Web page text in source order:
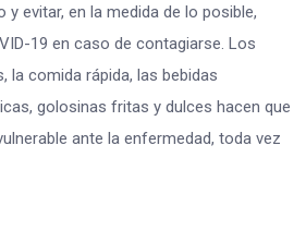
evitar, en la medida de lo posible,
19 en caso de contagiarse. Los
la comida rápida, las bebidas
golosinas fritas y dulces hacen que
ante la enfermedad, toda vez